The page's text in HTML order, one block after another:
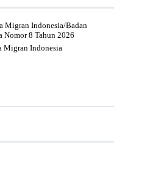
Migran Indonesia/Badan
Nomor 8 Tahun 2026
Migran Indonesia